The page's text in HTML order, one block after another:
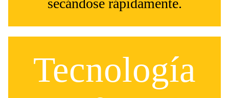
secándose rápidamente.
Tecnología